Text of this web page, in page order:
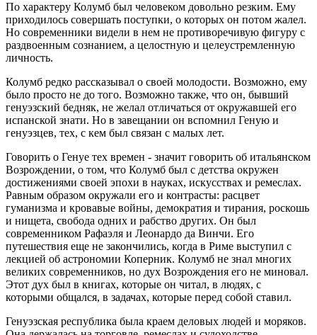
По характеру Колумб был человеком довольно резким. Ему
приходилось совершать поступки, о которых он потом жалел.
Но современники видели в нем не противоречивую фигуру с
раздвоенным сознанием, а целостную и целеустремленную
личность.
Колумб редко рассказывал о своей молодости. Возможно, ему
было просто не до того. Возможно также, что он, бывший
генуэзский бедняк, не желал отличаться от окружавшей его
испанской знати. Но в завещании он вспомнил Геную и
генуэзцев, тех, с кем был связан с малых лет.
Говорить о Генуе тех времен - значит говорить об итальянском
Возрождении, о том, что Колумб был с детства окружен
достижениями своей эпохи в науках, искусствах и ремеслах.
Равным образом окружали его и контрасты: расцвет
гуманизма и кровавые войны, демократия и тирания, роскошь
и нищета, свобода одних и рабство других. Он был
современником Рафаэля и Леонардо да Винчи. Его
путешествия еще не закончились, когда в Риме выступил с
лекцией об астрономии Коперник. Колумб не знал многих
великих современников, но дух Возрождения его не миновал.
Этот дух был в книгах, которые он читал, в людях, с
которыми общался, в задачах, которые перед собой ставил.
Генуэзская республика была краем деловых людей и моряков.